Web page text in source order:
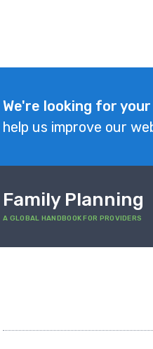
We're looking for
help us improve our
Family Planning
A GLOBAL HANDBOOK FOR PROVIDERS